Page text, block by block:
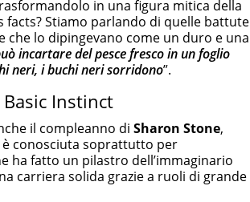
in una figura mitica della
Stiamo parlando di quelle battute
che lo dipingevano come un duro e una
incartare del pesce fresco in un foglio
neri, i buchi neri sorridono”.
Basic Instinct
il compleanno di Sharon Stone,
è conosciuta soprattutto per
ha fatto un pilastro dell’immaginario
carriera solida grazie a ruoli di grande